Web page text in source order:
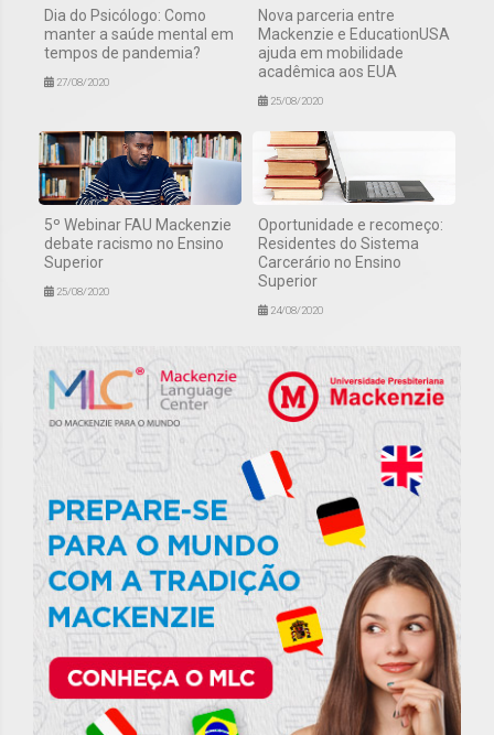
Dia do Psicólogo: Como
manter a saúde mental em
tempos de pandemia?
27/08/2020
Nova parceria entre
Mackenzie e EducationUSA
ajuda em mobilidade
acadêmica aos EUA
25/08/2020
5º Webinar FAU Mackenzie
debate racismo no Ensino
Superior
25/08/2020
Oportunidade e recomeço:
Residentes do Sistema
Carcerário no Ensino
Superior
24/08/2020